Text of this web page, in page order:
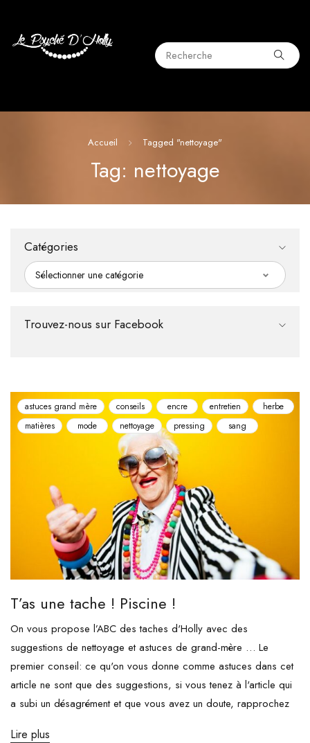
Tag: nettoyage
Accueil Tagged "nettoyage"
Catégories
Trouvez-nous sur Facebook
astuces grand mère conseils encre entretien
herbe
matières
mode nettoyage pressing sang
T’as une tache ! Piscine !
On vous propose l’ABC des taches d'Holly avec des
suggestions de nettoyage et astuces de grand-mère … Le
premier conseil: ce qu'on vous donne comme astuces dans cet
article ne sont que des suggestions, si vous tenez à l'article qui
a subi un désagrément et que vous avez un doute, rapprochez
Lire plus